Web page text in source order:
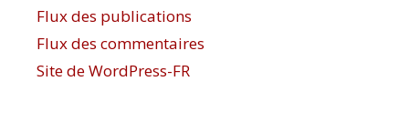
Flux des publications
Flux des commentaires
Site de WordPress-FR